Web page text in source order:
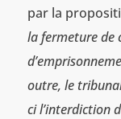
par la
la fermeture de
outre, le
ci l’interdiction